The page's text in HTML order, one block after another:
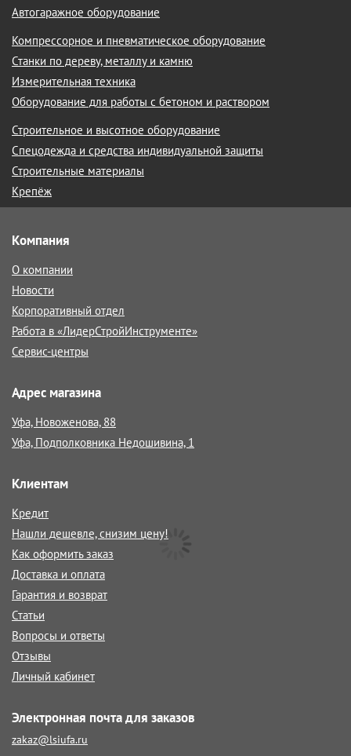
Автогаражное оборудование
Компрессорное и пневматическое оборудование
Станки по дереву, металлу и камню
Измерительная техника
Оборудование для работы с бетоном и раствором
Строительное и высотное оборудование
Спецодежда и средства индивидуальной защиты
Строительные материалы
Крепёж
Компания
О компании
Новости
Корпоративный отдел
Работа в «ЛидерСтройИнструменте»
Сервис-центры
Адрес магазина
Уфа, Новоженова, 88
Уфа, Подполковника Недошивина, 1
Клиентам
Кредит
Нашли дешевле, снизим цену!
Как оформить заказ
Доставка и оплата
Гарантия и возврат
Статьи
Вопросы и ответы
Отзывы
Личный кабинет
Электронная почта для заказов
zakaz@lsiufa.ru